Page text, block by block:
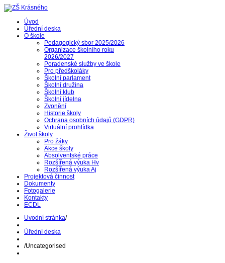
Úvod
Úřední deska
O škole
Pedagogický sbor 2025/2026
Organizace školního roku
2026/2027
Poradenské služby ve škole
Pro předškoláky
Školní parlament
Školní družina
Školní klub
Školní jídelna
Zvonění
Historie školy
Ochrana osobních údajů (GDPR)
Virtuální prohlídka
Život školy
Pro žáky
Akce školy
Absolventské práce
Rozšířená výuka Hv
Rozšířená výuka Aj
Projektová činnost
Dokumenty
Fotogalerie
Kontakty
ECDL
Uvodní stránka/
Úřední deska
/Uncategorised